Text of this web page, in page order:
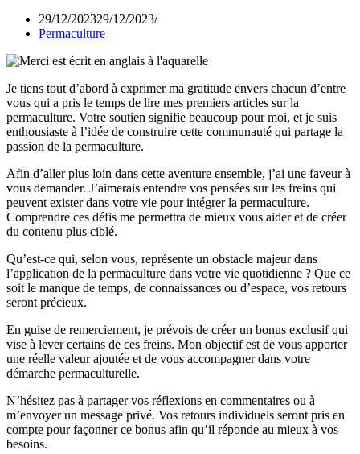
29/12/202329/12/2023
Permaculture
Je tiens tout d’abord à exprimer ma gratitude envers chacun d’entre
vous qui a pris le temps de lire mes premiers articles sur la
permaculture. Votre soutien signifie beaucoup pour moi, et je suis
enthousiaste à l’idée de construire cette communauté qui partage la
passion de la permaculture.
Afin d’aller plus loin dans cette aventure ensemble, j’ai une faveur à
vous demander. J’aimerais entendre vos pensées sur les freins qui
peuvent exister dans votre vie pour intégrer la permaculture.
Comprendre ces défis me permettra de mieux vous aider et de créer
du contenu plus ciblé.
Qu’est-ce qui, selon vous, représente un obstacle majeur dans
l’application de la permaculture dans votre vie quotidienne ? Que ce
soit le manque de temps, de connaissances ou d’espace, vos retours
seront précieux.
En guise de remerciement, je prévois de créer un bonus exclusif qui
vise à lever certains de ces freins. Mon objectif est de vous apporter
une réelle valeur ajoutée et de vous accompagner dans votre
démarche permaculturelle.
N’hésitez pas à partager vos réflexions en commentaires ou à
m’envoyer un message privé. Vos retours individuels seront pris en
compte pour façonner ce bonus afin qu’il réponde au mieux à vos
besoins.